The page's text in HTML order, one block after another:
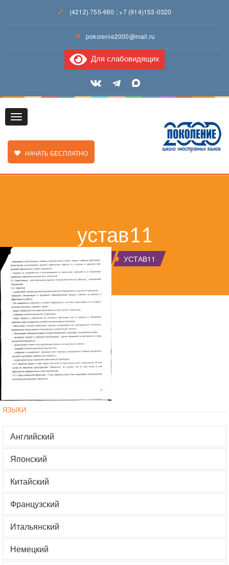
(4212) 755-660 ;+7 (914)153-0320
pokolenie2000@mail.ru
Для слабовидящих
Toggle
ЗАКАЗАТЬ ЗВОНОК
НАЧАТЬ БЕСПЛАТНО
устав11
ГЛАВНАЯ УСТАВ11
ЯЗЫКИ
Английский
Японский
Китайский
Французский
Итальянский
Немецкий